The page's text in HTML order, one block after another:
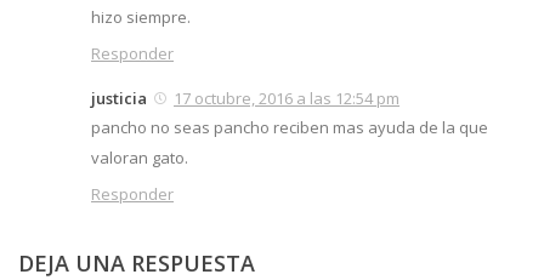
hizo siempre.
Responder
justicia
17 octubre, 2016 a las 12:54 pm
pancho no seas pancho reciben mas ayuda de la que
valoran gato.
Responder
DEJA UNA RESPUESTA